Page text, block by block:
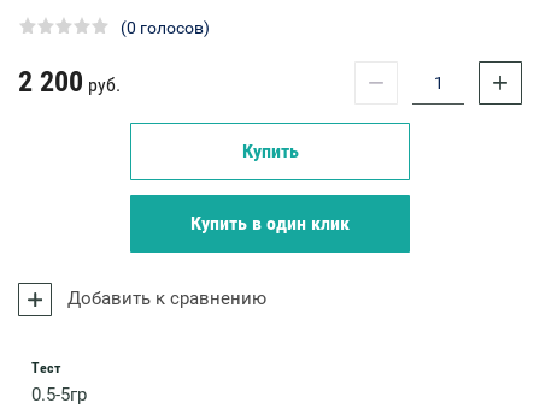
Регистрация
(0 голосов)
2 200 руб. − +
Купить
Купить в один клик
Добавить к сравнению
Тест
0.5-5гр